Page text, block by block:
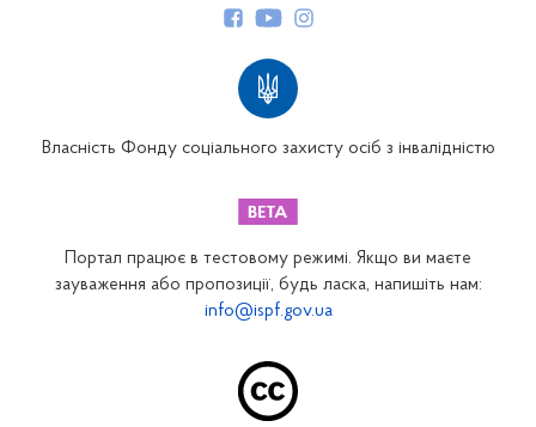
Закарпатське відділення
Запорізьке відділення
Власність Фонду соціального захисту осіб з інвалідністю
Портал працює в тестовому режимі. Якщо ви маєте
зауваження або пропозиції, будь ласка, напишіть нам:
info@ispf.gov.ua